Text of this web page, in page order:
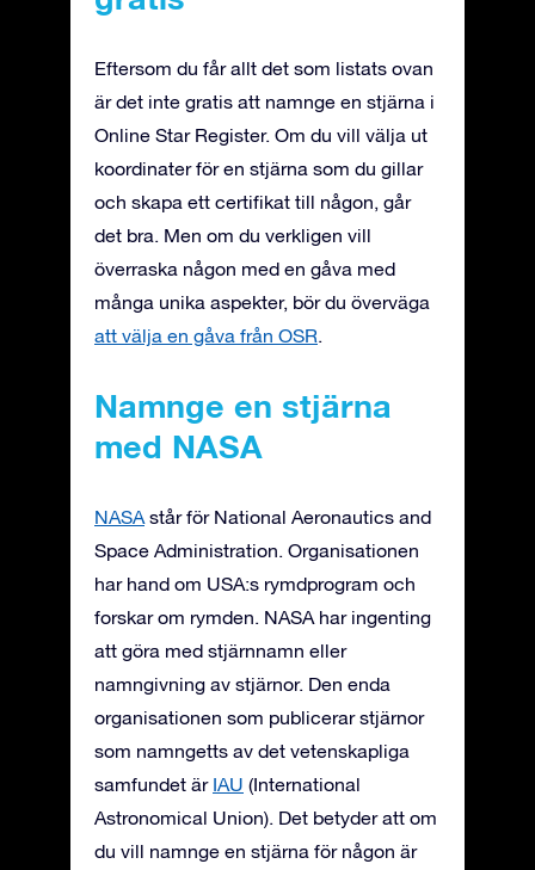
Eftersom du får allt det som listats ovan
är det inte gratis att namnge en stjärna i
Online Star Register. Om du vill välja ut
koordinater för en stjärna som du gillar
och skapa ett certifikat till någon, går
det bra. Men om du verkligen vill
överraska någon med en gåva med
många unika aspekter, bör du överväga
att välja en gåva från OSR.
Namnge en stjärna
med NASA
NASA står för National Aeronautics and
Space Administration. Organisationen
har hand om USA:s rymdprogram och
forskar om rymden. NASA har ingenting
att göra med stjärnnamn eller
namngivning av stjärnor. Den enda
organisationen som publicerar stjärnor
som namngetts av det vetenskapliga
samfundet är IAU (International
Astronomical Union). Det betyder att om
du vill namnge en stjärna för någon är